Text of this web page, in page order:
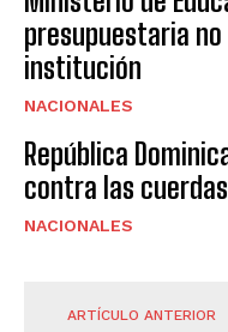
presupuestaria
institución
NACIONALES
República
contra las
NACIONALES
ARTÍCULO ANTERIOR